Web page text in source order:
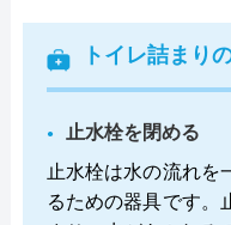
トイレ詰まり
止水栓を閉める
止水栓は水の流れを
るための器具です。